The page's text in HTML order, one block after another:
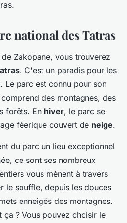
national des Tatras
Zakopane, vous trouverez
. C'est un paradis pour les
Le parc est connu pour son
des montagnes, des
forêts. En hiver, le parc se
féerique couvert de neige.
du parc un lieu exceptionnel
ce sont ses nombreux
vous mènent à travers
le souffle, depuis les douces
enneigés des montagnes.
ça ? Vous pouvez choisir le